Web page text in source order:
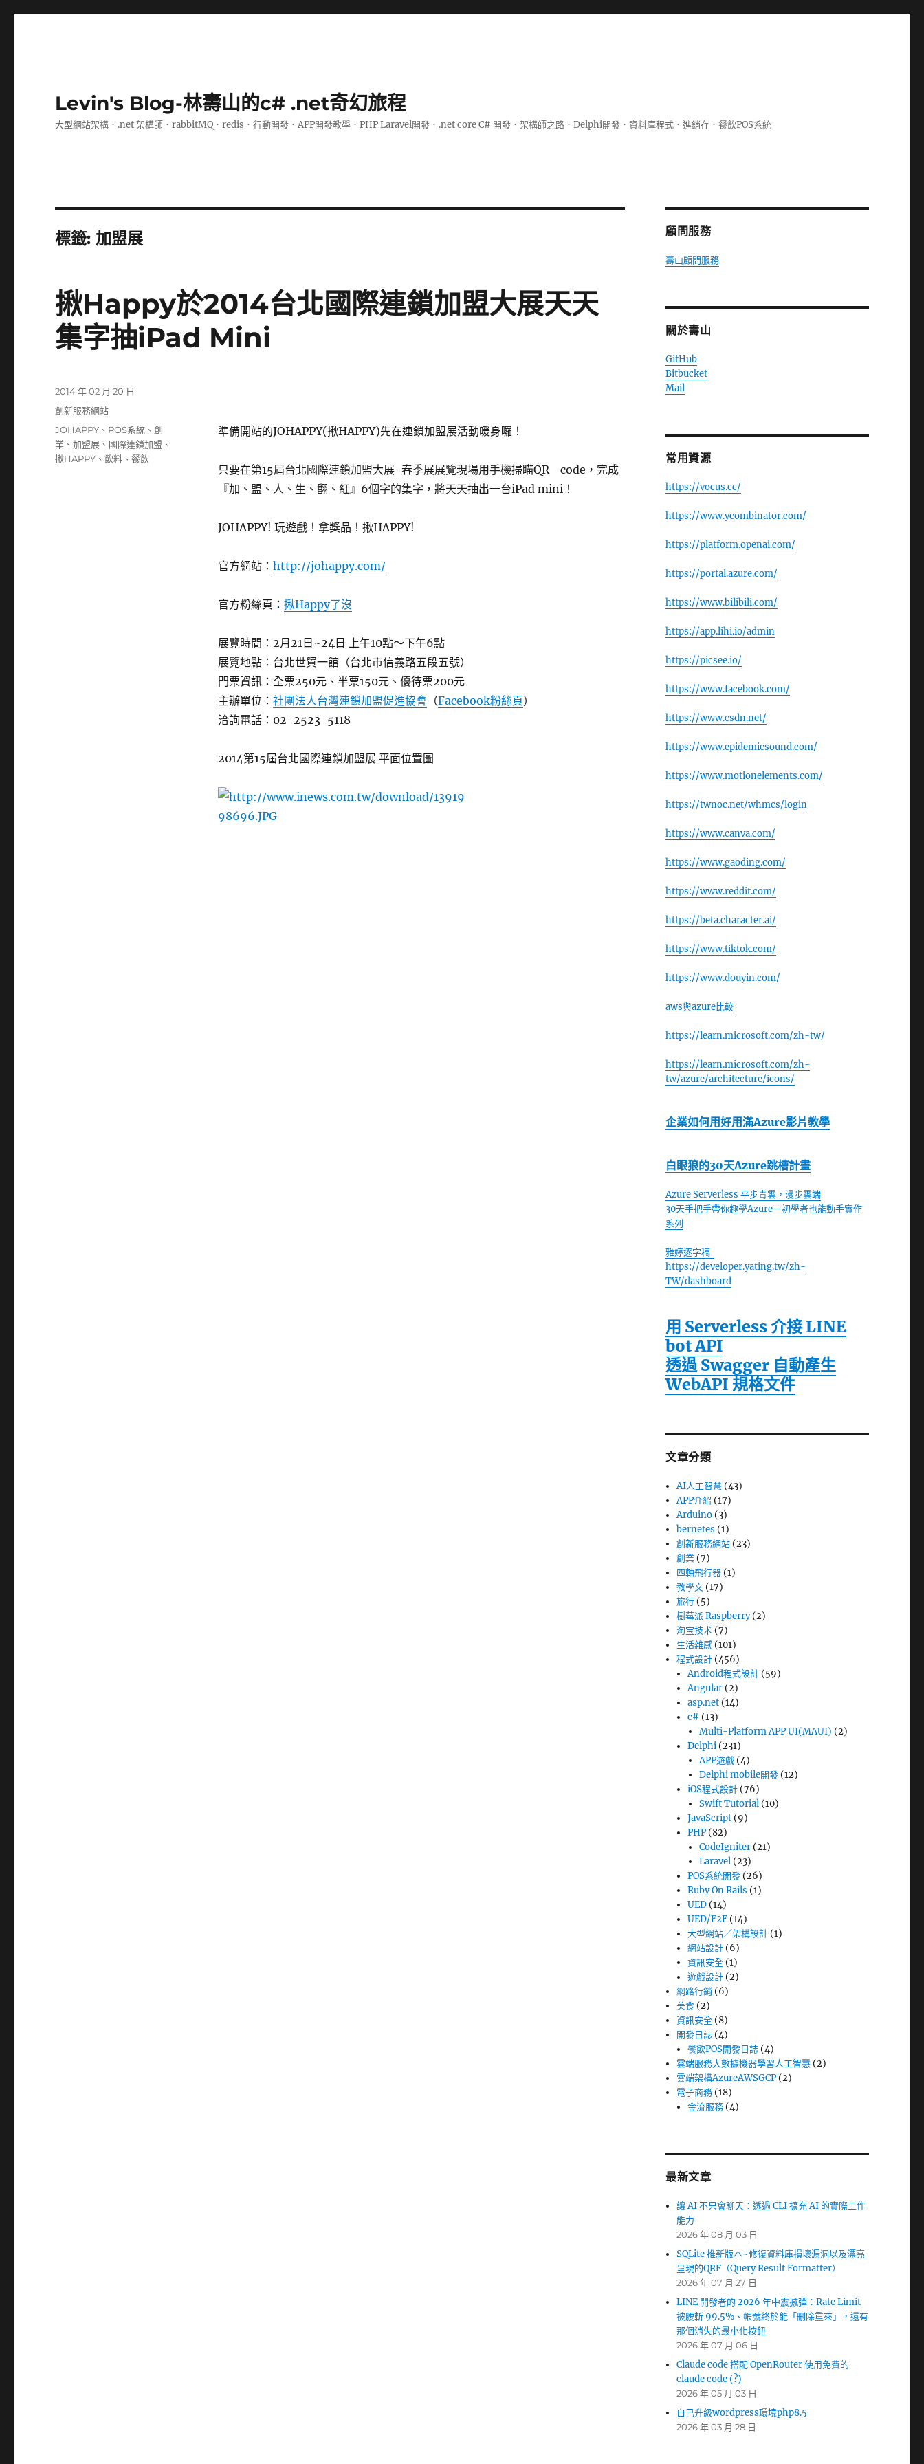
Levin's Blog-林壽山的c# .net奇幻旅程
大型網站架構．.net 架構師．rabbitMQ．redis．行動開發．APP開發教學．PHP Laravel開發．.net core C# 開發．架構師之路．Delphi開發．資料庫程式．進銷存．餐飲POS系統
標籤: 加盟展
揪Happy於2014台北國際連鎖加盟大展天天
集字抽iPad Mini
準備開站的JOHAPPY(揪HAPPY)先在連鎖加盟展活動暖身囉！
只要在第15屆台北國際連鎖加盟大展-春季展展覽現場用手機掃瞄QR code，完成
『加、盟、人、生、翻、紅』6個字的集字 ，將天天抽出一台iPad mini！
JOHAPPY! 玩遊戲！拿獎品！揪HAPPY!
官方網站： http://johappy.com/
官方粉絲頁： 揪Happy了沒
展覽時間：2月21日~24日 上午10點～下午6點
展覽地點：台北世貿一館（台北市信義路五段五號）
門票資訊：全票250元、半票150元、優待票200元
主辦單位： 社團法人台灣連鎖加盟促進協會（Facebook粉絲頁）
洽詢電話：02-2523-5118
2014第15屆台北國際連鎖加盟展 平面位置圖
發
佈
期:
2014 年 02 月 20 日
分
創新服務網站
標
籤
JOHAPPY 、 POS系統 、創
業 、加盟展 、 國際連鎖加盟 、
揪HAPPY 、飲料 、餐飲
顧問服務
壽山顧問服務
關於壽山
GitHub
Bitbucket
Mail
常用資源
https://vocus.cc/
https://www.ycombinator.com/
https://platform.openai.com/
https://portal.azure.com/
https://www.bilibili.com/
https://app.lihi.io/admin
https://picsee.io/
https://www.facebook.com/
https://www.csdn.net/
https://www.epidemicsound.com/
https://www.motionelements.com/
https://twnoc.net/whmcs/login
https://www.canva.com/
https://www.gaoding.com/
https://www.reddit.com/
https://beta.character.ai/
https://www.tiktok.com/
https://www.douyin.com/
aws與azure比較
https://learn.microsoft.com/zh-tw/
https://learn.microsoft.com/zh-
tw/azure/architecture/icons/
企業如何用好用滿Azure影片教學
白眼狼的30天Azure跳槽計畫
Azure Serverless 平步青雲，漫步雲端
30天手把手帶你趣學Azure－初學者也能動手實作
系列
雅婷逐字稿
https://developer.yating.tw/zh-
TW/dashboard
用 Serverless 介接 LINE
bot API
透過 Swagger 自動產生
WebAPI 規格文件
文章分類
AI人工智慧 (43)
APP介紹 (17)
Arduino (3)
bernetes (1)
創新服務網站 (23)
創業 (7)
四軸飛行器 (1)
教學文 (17)
旅行 (5)
樹莓派 Raspberry(2)
淘宝技术 (7)
生活雜感 (101)
程式設計 (456)
Android程式設計 (59)
Angular (2)
asp.net (14)
c# (13)
Multi-Platform APP UI(MAUI) (2)
Delphi (231)
APP遊戲(4)
Delphi mobile開發(12)
iOS程式設計 (76)
Swift Tutorial(10)
JavaScript (9)
PHP (82)
CodeIgniter(21)
Laravel(23)
POS系統開發 (26)
Ruby On Rails (1)
UED (14)
UED/F2E (14)
大型網站／架構設計 (1)
網站設計 (6)
資訊安全 (1)
遊戲設計 (2)
網路行銷 (6)
美食 (2)
資訊安全 (8)
開發日誌 (4)
餐飲POS開發日誌 (4)
雲端服務大數據機器學習人工智慧 (2)
雲端架構AzureAWSGCP (2)
電子商務 (18)
金流服務 (4)
最新文章
讓 AI 不只會聊天：透過 CLI 擴充 AI 的實際工作
能力
2026 年 08 月 03 日
SQLite 推新版本~修復資料庫損壞漏洞以及漂亮
呈現的QRF（Query Result Formatter）
2026 年 07 月 27 日
LINE 開發者的 2026 年中震撼彈：Rate Limit
被腰斬 99.5%、帳號終於能「刪除重來」，還有
那個消失的最小化按鈕
2026 年 07 月 06 日
Claude code 搭配 OpenRouter 使用免費的
claude code (?)
2026 年 05 月 03 日
自己升級wordpress環境php8.5
2026 年 03 月 28 日